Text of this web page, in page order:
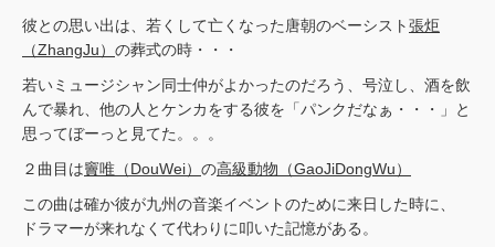
彼との思い出は、若くして亡くなった唐朝のベーシスト張炬
（ZhangJu） の葬式の時・・・
若いミュージシャン同士仲がよかったのだろう、号泣し、酒を飲
んで暴れ、他の人とケンカをする彼を「パンクだなぁ・・・」と
思ってぼーっと見てた。。。
２曲目は竇唯（DouWei） の高級動物（GaoJiDongWu）
この曲は確か彼が九州の音楽イベントのために来日した時に、
ドラマーが来れなくて代わりに叩いた記憶がある。